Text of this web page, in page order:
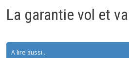
La garantie vol et
A lire aussi...